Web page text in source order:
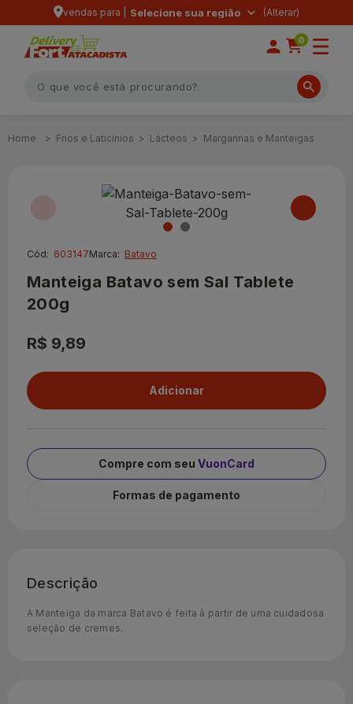
vendas para | Selecione sua região
0
Frios e Laticínios Lácteos Margarinas e Manteigas
Cód: 603147Marca: Batavo
Manteiga Batavo sem Sal Tablete
200g
R$ 9,89
Compre com seu VuonCard
Formas de pagamento
Descrição
A Manteiga da marca Batavo é feita à partir de uma cuidadosa
seleção de cremes.